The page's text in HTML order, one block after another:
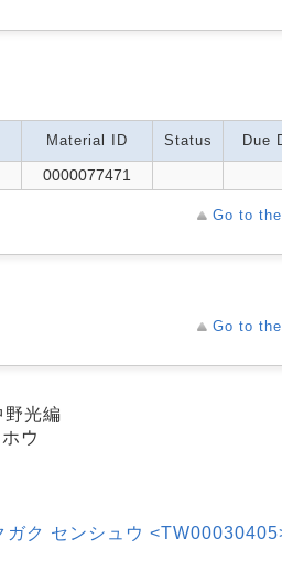
Material ID Status Due
0000077471
Go to
Go to
野光編
ウ
ガク センシュウ